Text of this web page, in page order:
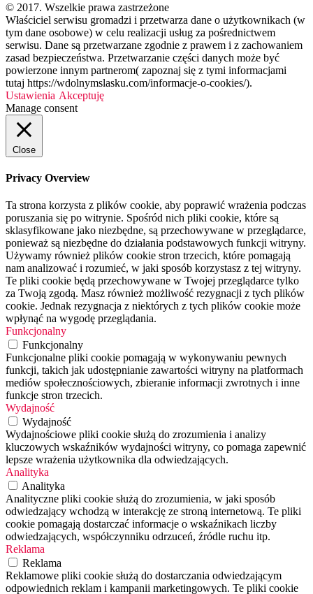
© 2017. Wszelkie prawa zastrzeżone
Właściciel serwisu gromadzi i przetwarza dane o użytkownikach (w
tym dane osobowe) w celu realizacji usług za pośrednictwem
serwisu. Dane są przetwarzane zgodnie z prawem i z zachowaniem
zasad bezpieczeństwa. Przetwarzanie części danych może być
powierzone innym partnerom( zapoznaj się z tymi informacjami
tutaj https://wdolnymslasku.com/informacje-o-cookies/).
Ustawienia Akceptuję
Manage consent
Close
Privacy Overview
Ta strona korzysta z plików cookie, aby poprawić wrażenia podczas
poruszania się po witrynie. Spośród nich pliki cookie, które są
sklasyfikowane jako niezbędne, są przechowywane w przeglądarce,
ponieważ są niezbędne do działania podstawowych funkcji witryny.
Używamy również plików cookie stron trzecich, które pomagają
nam analizować i rozumieć, w jaki sposób korzystasz z tej witryny.
Te pliki cookie będą przechowywane w Twojej przeglądarce tylko
za Twoją zgodą. Masz również możliwość rezygnacji z tych plików
cookie. Jednak rezygnacja z niektórych z tych plików cookie może
wpłynąć na wygodę przeglądania.
Funkcjonalny
Funkcjonalny
Funkcjonalne pliki cookie pomagają w wykonywaniu pewnych
funkcji, takich jak udostępnianie zawartości witryny na platformach
mediów społecznościowych, zbieranie informacji zwrotnych i inne
funkcje stron trzecich.
Wydajność
Wydajność
Wydajnościowe pliki cookie służą do zrozumienia i analizy
kluczowych wskaźników wydajności witryny, co pomaga zapewnić
lepsze wrażenia użytkownika dla odwiedzających.
Analityka
Analityka
Analityczne pliki cookie służą do zrozumienia, w jaki sposób
odwiedzający wchodzą w interakcję ze stroną internetową. Te pliki
cookie pomagają dostarczać informacje o wskaźnikach liczby
odwiedzających, współczynniku odrzuceń, źródle ruchu itp.
Reklama
Reklama
Reklamowe pliki cookie służą do dostarczania odwiedzającym
odpowiednich reklam i kampanii marketingowych. Te pliki cookie